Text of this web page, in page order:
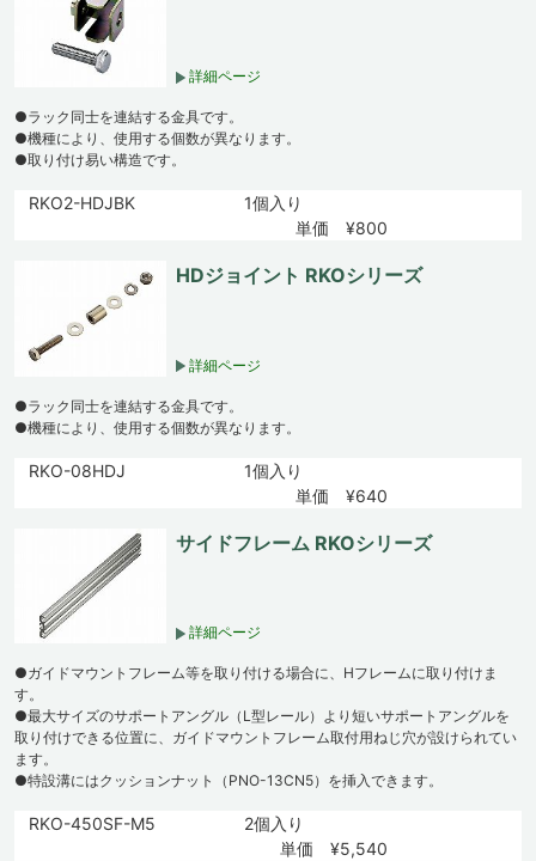
詳細ページ
●ラック同士を連結する金具です。
●機種により、使用する個数が異なります。
●取り付け易い構造です。
RKO2-HDJBK
1個入り
単価 ¥800
HDジョイント RKOシリーズ
詳細ページ
●ラック同士を連結する金具です。
●機種により、使用する個数が異なります。
RKO-08HDJ
1個入り
単価 ¥640
サイドフレーム RKOシリーズ
詳細ページ
●ガイドマウントフレーム等を取り付ける場合に、Hフレームに取り付けま
す。
●最大サイズのサポートアングル（L型レール）より短いサポートアングルを
取り付けできる位置に、ガイドマウントフレーム取付用ねじ穴が設けられてい
ます。
●特設溝にはクッションナット（PNO-13CN5）を挿入できます。
RKO-450SF-M5
2個入り
単価 ¥5,540